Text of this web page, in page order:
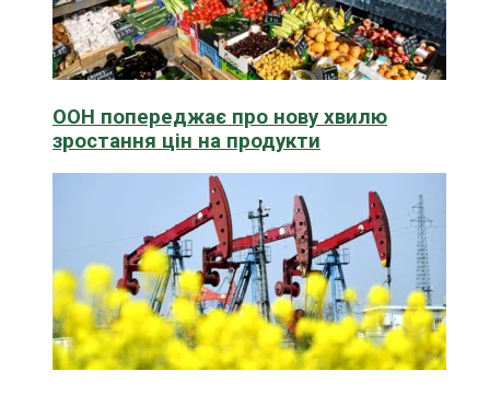
ООН попереджає про нову хвилю
зростання цін на продукти